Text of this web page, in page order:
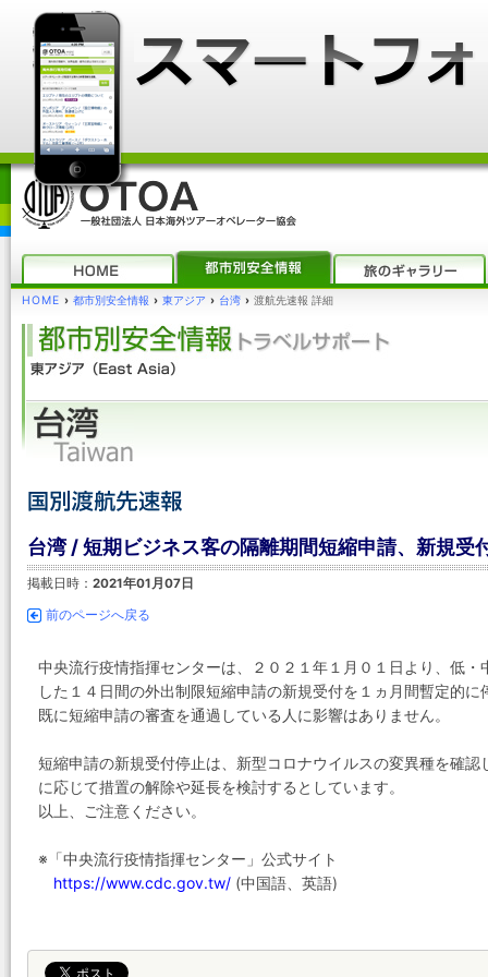
HOME › 都市別安全情報 › 東アジア › 台湾 › 渡航先速報 詳細
台湾 / 短期ビジネス客の隔離期間短縮申請、新規受
掲載日時： 2021年01月07日
前のページへ戻る
中央流行疫情指揮センターは、２０２１年１月０１日より、低
した１４日間の外出制限短縮申請の新規受付を１ヵ月間暫定的
既に短縮申請の審査を通過している人に影響はありません。
短縮申請の新規受付停止は、新型コロナウイルスの変異種を確
に応じて措置の解除や延長を検討するとしています。
以上、ご注意ください。
※「中央流行疫情指揮センター」公式サイト
https://www.cdc.gov.tw/ (中国語、英語)